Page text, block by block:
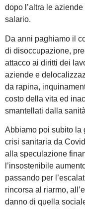
dopo l’altra le
salario.
Da anni paghiamo il
di disoccupazione,
attacco ai diritti dei
aziende e
da rapina,
costo della vita ed
smantellati dalla
Abbiamo poi subito la
crisi sanitaria da
alla speculazione
l’insostenibile
passando per
rincorsa al riarmo,
danno di quella